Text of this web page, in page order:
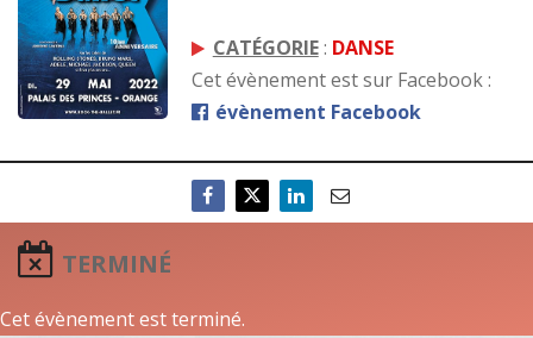
CATÉGORIE: DANSE
Cet évènement est sur Facebook :
évènement Facebook
TERMINÉ
Cet évènement est terminé.